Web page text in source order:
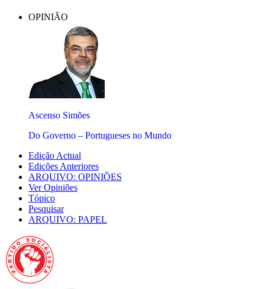
OPINIÃO
Ascenso Simões
Do Governo – Portugueses no Mundo
Edição Actual
Edições Anteriores
ARQUIVO: OPINIÕES
Ver Opiniões
Tópico
Pesquisar
ARQUIVO: PAPEL